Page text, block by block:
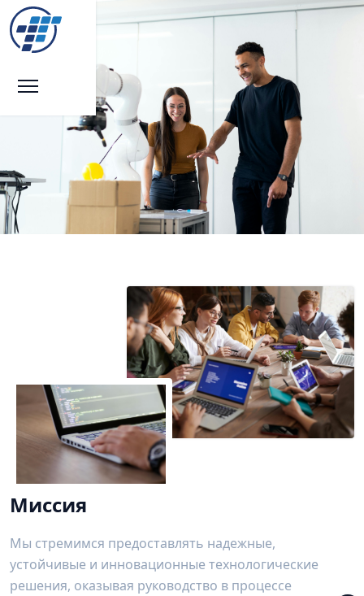
Миссия
Мы стремимся предоставлять надежные,
устойчивые и инновационные технологические
решения, оказывая руководство в процессе